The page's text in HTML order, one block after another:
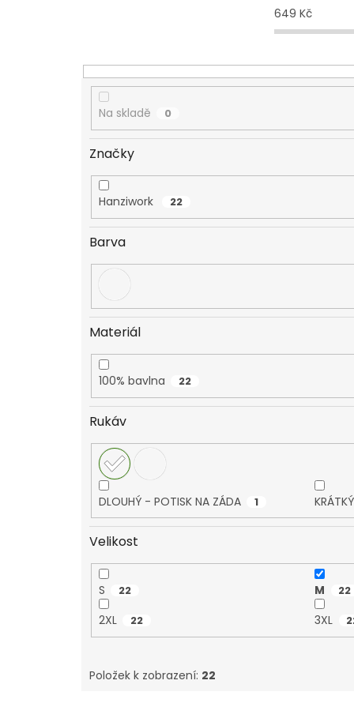
t
ů
649 Kč
Na skladě 0
Značky
Hanziwork 22
Barva
Materiál
100% bavlna 22
Rukáv
DLOUHÝ - POTISK NA ZÁDA 1
Velikost
S 22 M 22
2XL 22 3XL
Položek k zobrazení: 22